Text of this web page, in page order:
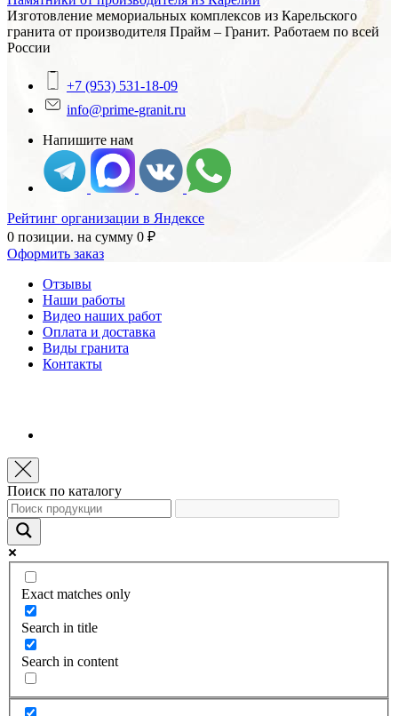
Изготовление мемориальных комплексов из Карельского
гранита от производителя Прайм – Гранит. Работаем по всей
России
+7 (953) 531-18-09
info@prime-granit.ru
Напишите нам
Рейтинг организации в Яндексе
0 позиции. на сумму 0 ₽
Оформить заказ
Отзывы
Наши работы
Видео наших работ
Оплата и доставка
Виды гранита
Контакты
Поиск по каталогу
Exact matches only
Search in title
Search in content